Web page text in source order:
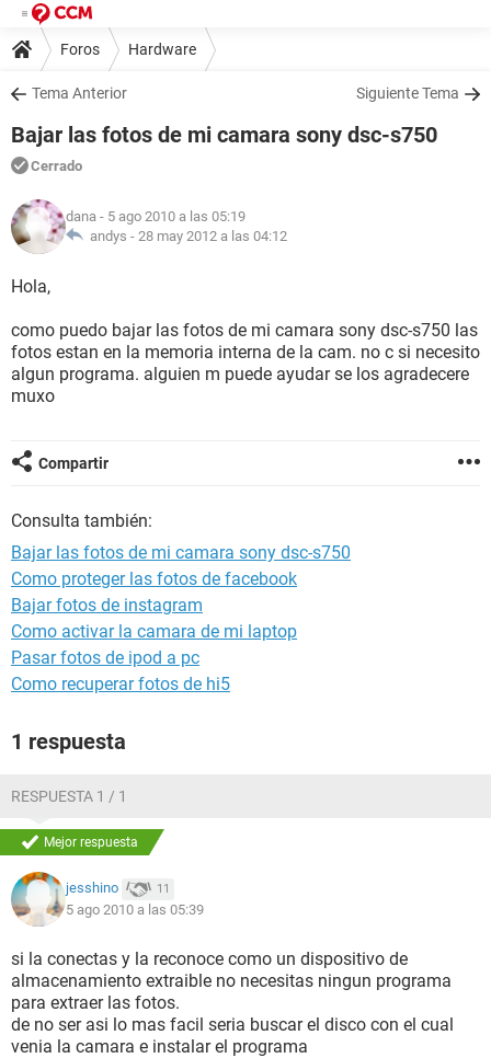
Foros Hardware
Tema Anterior Siguiente Tema
Bajar las fotos de mi camara sony dsc-s750
Cerrado
dana - 5 ago 2010 a las 05:19
andys - 28 may 2012 a las 04:12
Hola,
como puedo bajar las fotos de mi camara sony dsc-s750 las
fotos estan en la memoria interna de la cam. no c si necesito
algun programa. alguien m puede ayudar se los agradecere
muxo
Compartir
Consulta también:
Bajar las fotos de mi camara sony dsc-s750
Como proteger las fotos de facebook
Bajar fotos de instagram
Como activar la camara de mi laptop
Pasar fotos de ipod a pc
Como recuperar fotos de hi5
1 respuesta
RESPUESTA 1 / 1
Mejor respuesta
jesshino 11
5 ago 2010 a las 05:39
si la conectas y la reconoce como un dispositivo de
almacenamiento extraible no necesitas ningun programa
para extraer las fotos.
de no ser asi lo mas facil seria buscar el disco con el cual
venia la camara e instalar el programa